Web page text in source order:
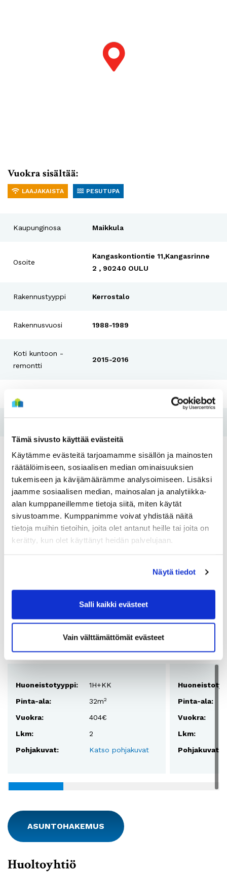
Tämä sivusto käyttää evästeitä
Käytämme evästeitä tarjoamamme sisällön ja mainosten
räätälöimiseen, sosiaalisen median ominaisuuksien
tukemiseen ja kävijämäärämme analysoimiseen. Lisäksi
jaamme sosiaalisen median, mainosalan ja analytiikka-
alan kumppaneillemme tietoja siitä, miten käytät
sivustoamme. Kumppanimme voivat yhdistää näitä
tietoja muihin tietoihin, joita olet antanut heille tai joita on
kerätty, kun olet käyttänyt heidän palvelujaan.
Näytä tiedot
Salli kaikki evästeet
Vain välttämättömät evästeet
Vuokra sisältää:
LAAJAKAISTA PESUTUPA
Kaupunginosa Maikkula
Osoite
Kangaskontiontie 11,Kangasrinne
2 , 90240 OULU
Rakennustyyppi Kerrostalo
Rakennusvuosi 1988-1989
Koti kuntoon -
remontti
2015-2016
Tulo- ja
varallisuusraja
Kyllä
Vapautuvia asuntoja
Vuokra: 600€
Lisää suosikkeihin Asuntosivu
Asunnot
Huoneistotyyppi:
1H+KK
Pinta-ala:
32m2
Vuokra:
404€
Lkm:
2
Pohjakuvat:
Katso pohjakuvat
Pinta-ala:
Vuokra:
Lkm:
Pohjakuvat:
ASUNTOHAKEMUS
Huoltoyhtiö